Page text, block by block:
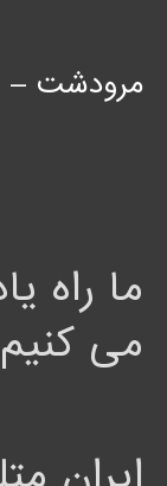
مرودشت – 22 بهمن شمالی
ما راه
می کنیم